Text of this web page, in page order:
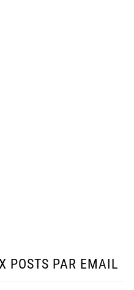
POSTS PAR EMAIL